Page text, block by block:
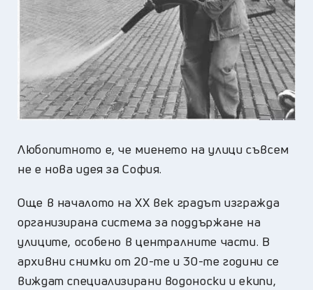
Любопитното е, че миенето на улици съвсем
не е нова идея за София.
Още в началото на XX век градът изгражда
организирана система за поддържане на
улиците, особено в централните части. В
архивни снимки от 20-те и 30-те години се
виждат специализирани водоноски и екипи,